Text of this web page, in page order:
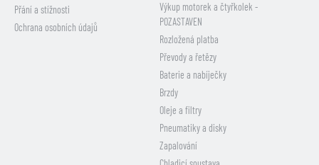
Přání a stížnosti
Ochrana osobních údajů
Výkup motorek a čtyřkolek -
POZASTAVEN
Rozložená platba
Převody a řetězy
Baterie a nabíječky
Brzdy
Oleje a filtry
Pneumatiky a disky
Zapalování